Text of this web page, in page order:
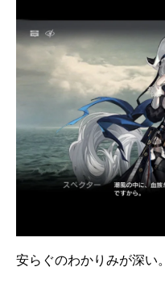
安らぐのわかりみが深い。